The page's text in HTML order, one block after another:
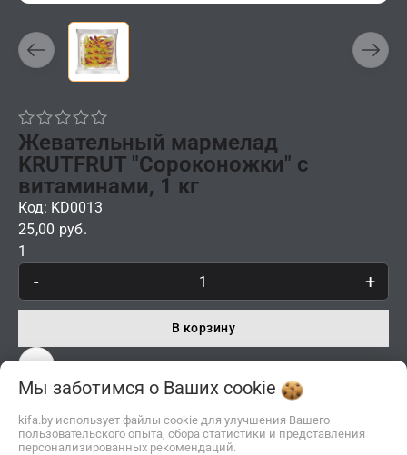
Жевательный мармелад
KRUTFRUT "Сороконожки" с
витаминами, 1 кг
Код: KD0013
25,00 руб.
1
- +
В корзину
Мы заботимся о Ваших cookie
kifa.by использует файлы cookie для улучшения Вашего
пользовательского опыта, сбора статистики и представления
персонализированных рекомендаций.